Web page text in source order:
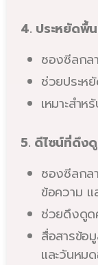
4. ประหยัดพื้
ซองซีลกล
ช่วยประห
เหมาะสำ
5. ดีไซน์ที่ดึง
ซองซีลกล
ข้อความ
ช่วยดึงดูด
สื่อสารข้อ
และวันหม